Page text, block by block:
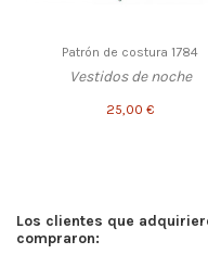
Patrón de costura 1784
Vestidos de noche
25,00 €
Los clientes que
compraron: